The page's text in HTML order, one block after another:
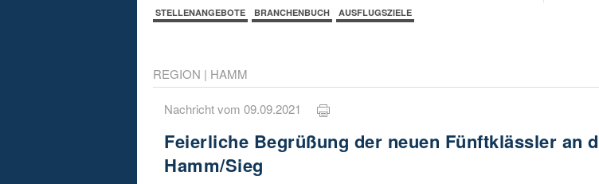
STELLENANGEBOTE BRANCHENBUCH AUSFLUGSZIELE
REGION | HAMM
Nachricht vom 09.09.2021
Feierliche Begrüßung der neuen Fünftklässler an
Hamm/Sieg